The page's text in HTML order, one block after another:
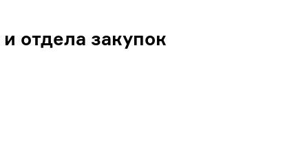
отдела закупок